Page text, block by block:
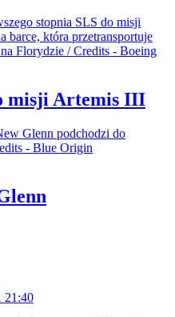
misji Artemis III
21:40